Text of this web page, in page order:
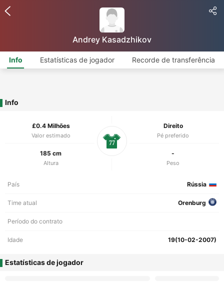
Andrey Kasadzhikov
Info Estatísticas de jogador Recorde de transferência
Info
£0.4 Milhões
Valor estimado
Direito
Pé preferido
185 cm
Altura
-
Peso
77
País Rússia
Time atual Orenburg
Período do contrato
Idade 19(10-02-2007)
Estatísticas de jogador